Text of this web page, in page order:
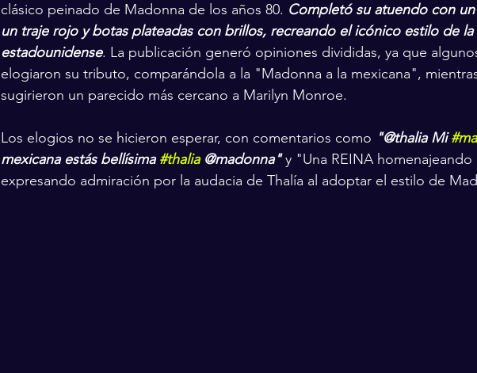
clásico peinado de Madonna de los años 80. Completó su atuendo con
un traje rojo y botas plateadas con brillos, recreando el icónico estilo de
estadounidense. La publicación generó opiniones divididas, ya que
elogiaron su tributo, comparándola a la "Madonna a la mexicana",
sugirieron un parecido más cercano a Marilyn Monroe.
Los elogios no se hicieron esperar, con comentarios como "@thalia Mi
mexicana estás bellísima #thalia @madonna" y "Una REINA homenajeando
expresando admiración por la audacia de Thalía al adoptar el estilo de